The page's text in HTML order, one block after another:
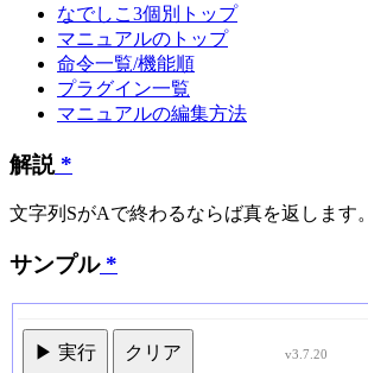
なでしこ3個別トップ
マニュアルのトップ
命令一覧/機能順
プラグイン一覧
マニュアルの編集方法
解説*
文字列SがAで終わるならば真を返します。
サンプル*
▶ 実行 クリア v3.7.20